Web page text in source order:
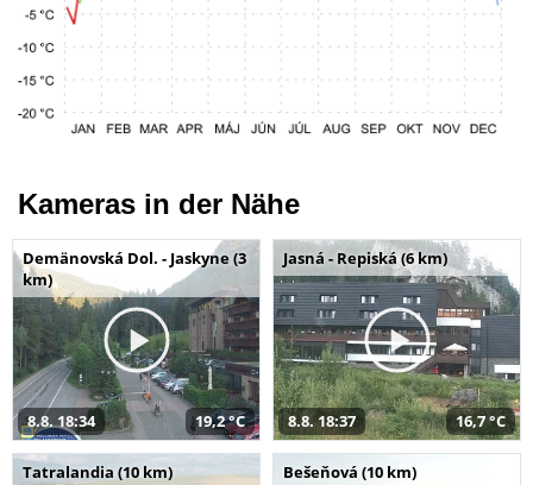
Kameras in der Nähe
Demänovská Dol. - Jaskyne (3
km)
8.8. 18:34 19,2 °C
Jasná - Repiská (6 km)
8.8. 18:37 16,7 °C
Tatralandia (10 km) Bešeňová (10 km)